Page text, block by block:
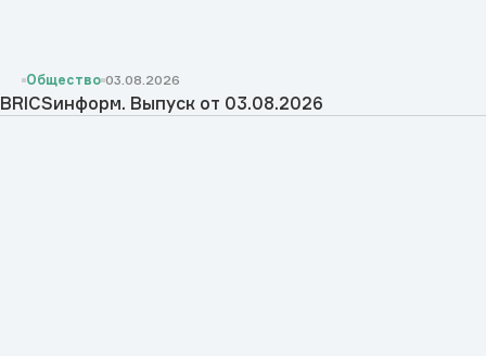
Общество 03.08.2026
BRICSинформ. Выпуск от 03.08.2026